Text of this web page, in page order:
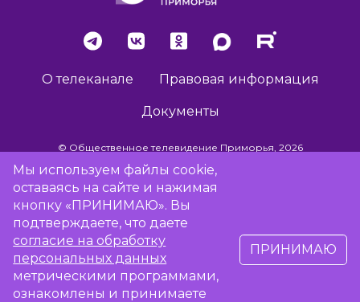
О телеканале Правовая информация
Документы
© Общественное телевидение Приморья, 2026
Разработка сайта -
Сообщить об отсутствии вещания
Мы используем файлы cookie,
оставаясь на сайте и нажимая
кнопку «ПРИНИМАЮ». Вы
подтверждаете, что даете
согласие на обработку
персональных данных
метрическими программами,
ознакомлены и принимаете
ПРИНИМАЮ